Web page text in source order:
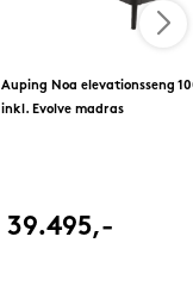
Auping Noa elevationsseng
inkl. Evolve madras
39.495,-